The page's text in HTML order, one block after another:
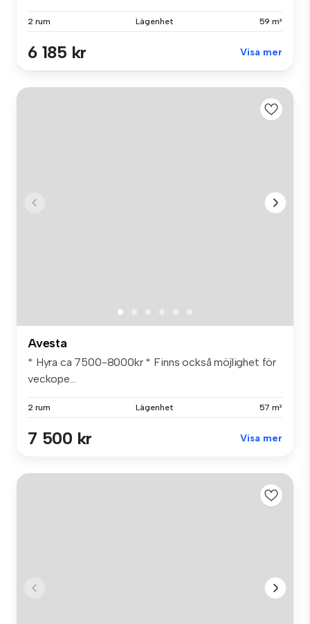
2 rum Lägenhet 59 m²
6 185 kr Visa mer
Avesta
* Hyra ca 7500-8000kr * Finns också möjlighet för
veckope...
2 rum Lägenhet 57 m²
7 500 kr Visa mer